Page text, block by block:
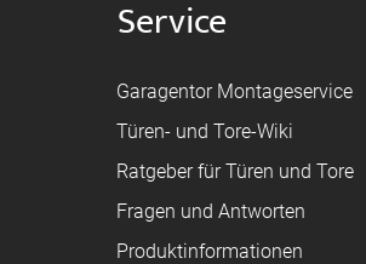
Service
Garagentor Montageservice
Türen- und Tore-Wiki
Ratgeber für Türen und Tore
Fragen und Antworten
Produktinformationen